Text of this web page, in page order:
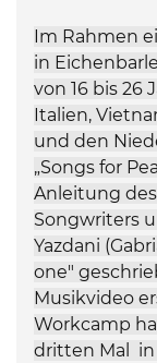
Im Rahmen
in
von 16 bis 26
Italien,
und den
„Songs for
Anleitung
Songwriters
Yazdani
one"
Musikvideo
Workcamp
dritten Mal